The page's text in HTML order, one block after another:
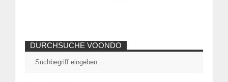
DURCHSUCHE VOONDO